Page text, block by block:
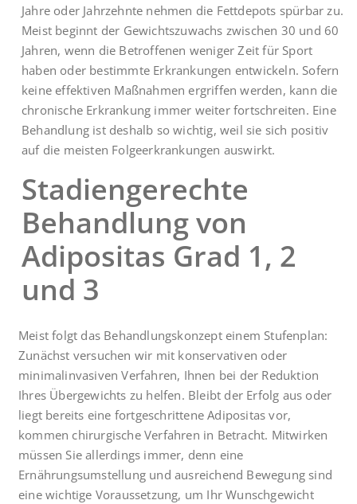
Jahre oder Jahrzehnte nehmen die Fettdepots spürbar zu.
Meist beginnt der Gewichtszuwachs zwischen 30 und 60
Jahren, wenn die Betroffenen weniger Zeit für Sport
haben oder bestimmte Erkrankungen entwickeln. Sofern
keine effektiven Maßnahmen ergriffen werden, kann die
chronische Erkrankung immer weiter fortschreiten. Eine
Behandlung ist deshalb so wichtig, weil sie sich positiv
auf die meisten Folgeerkrankungen auswirkt.
Stadiengerechte
Behandlung von
Adipositas Grad 1, 2
und 3
Meist folgt das Behandlungskonzept einem Stufenplan:
Zunächst versuchen wir mit konservativen oder
minimalinvasiven Verfahren, Ihnen bei der Reduktion
Ihres Übergewichts zu helfen. Bleibt der Erfolg aus oder
liegt bereits eine fortgeschrittene Adipositas vor,
kommen chirurgische Verfahren in Betracht. Mitwirken
müssen Sie allerdings immer, denn eine
Ernährungsumstellung und ausreichend Bewegung sind
eine wichtige Voraussetzung, um Ihr Wunschgewicht